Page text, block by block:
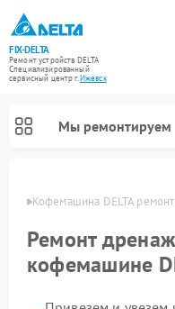
FIX-DELTA
Ремонт устройств DELTA
Специализированный
cервисный центр г.Ижевск
Мы ремонтируем
Кофемашина DELTA
Ремонт
кофемашине